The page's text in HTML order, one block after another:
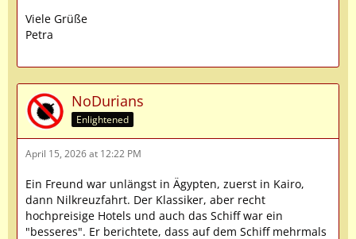
Viele Grüße
Petra
NoDurians
Enlightened
April 15, 2026 at 12:22 PM
Ein Freund war unlängst in Ägypten, zuerst in Kairo,
dann Nilkreuzfahrt. Der Klassiker, aber recht
hochpreisige Hotels und auch das Schiff war ein
"besseres". Er berichtete, dass auf dem Schiff mehrmals